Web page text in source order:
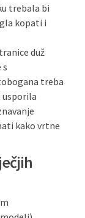
trebala bi
kopati i
duž
s
treba
usporila
kako vrtne